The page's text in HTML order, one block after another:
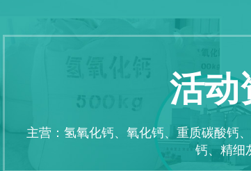
活动
主营：氢氧化钙、氧化钙、重质碳酸钙
钙、精细